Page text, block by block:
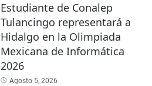
Estudiante de Conalep
Tulancingo representará a
Hidalgo en la Olimpiada
Mexicana de Informática
2026
Agosto 5, 2026